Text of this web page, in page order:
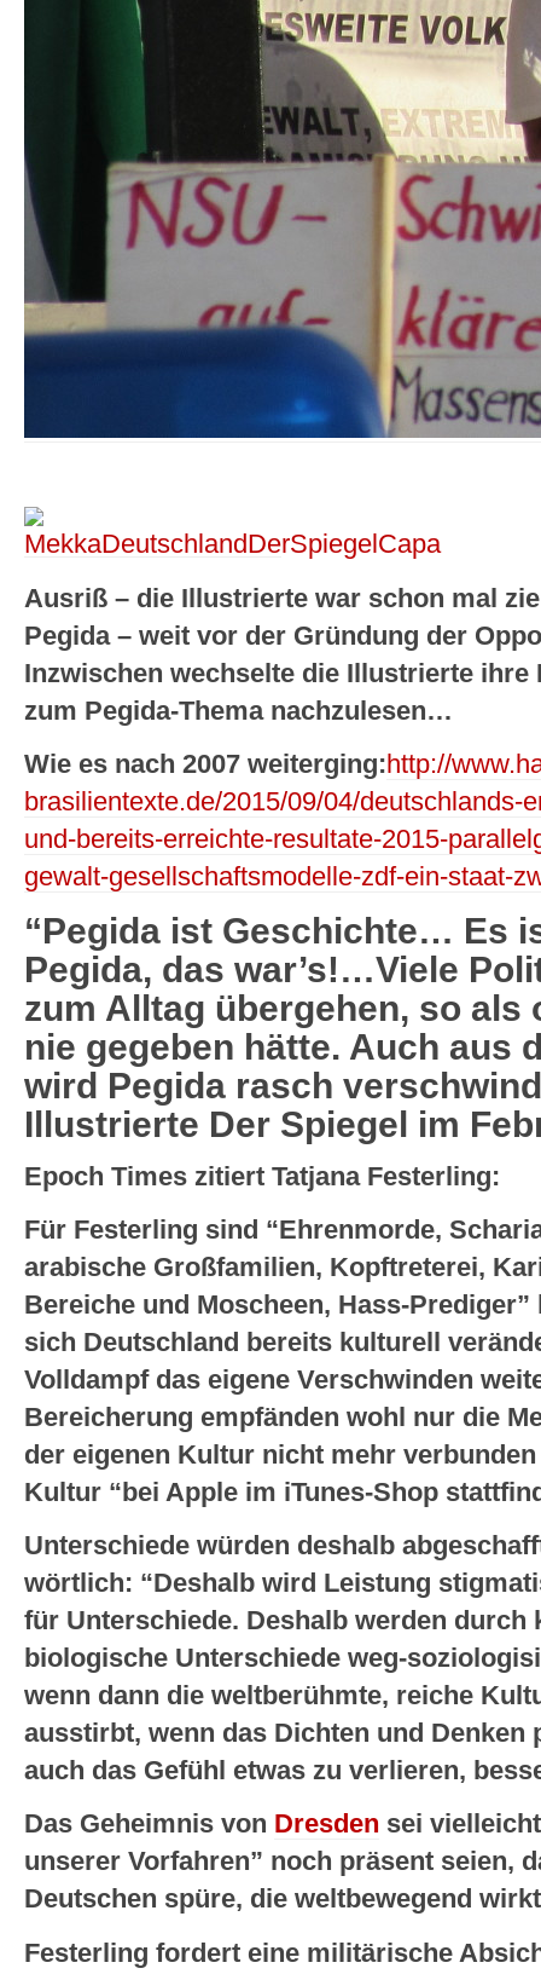
Ausriß – die Illustrierte war schon mal
Pegida – weit vor der Gründung der
Inzwischen wechselte die Illustrierte ihre
zum Pegida-Thema nachzulesen…
Wie es nach 2007 weiterging:http://
brasilientexte.de/2015/09/04/deutschlands-
und-bereits-erreichte-resultate-2015-
gewalt-gesellschaftsmodelle-zdf-ein-staat-
“Pegida ist Geschichte… Es
Pegida, das war’s!…Viele
zum Alltag übergehen, so als
nie gegeben hätte. Auch aus
wird Pegida rasch
Illustrierte Der Spiegel im
Epoch Times zitiert Tatjana Festerling:
Für Festerling sind “Ehrenmorde,
arabische Großfamilien, Kopftreterei,
Bereiche und Moscheen, Hass-
sich Deutschland bereits kulturell
Volldampf das eigene Verschwinden
Bereicherung empfänden wohl nur die
der eigenen Kultur nicht mehr
Kultur “bei Apple im iTunes-Shop
Unterschiede würden deshalb
wörtlich: “Deshalb wird Leistung
für Unterschiede. Deshalb werden durch
biologische Unterschiede weg-
wenn dann die weltberühmte, reiche
ausstirbt, wenn das Dichten und
auch das Gefühl etwas zu verlieren,
Das Geheimnis von Dresden sei
unserer Vorfahren” noch präsent seien,
Deutschen spüre, die weltbewegend
Festerling fordert eine militärische